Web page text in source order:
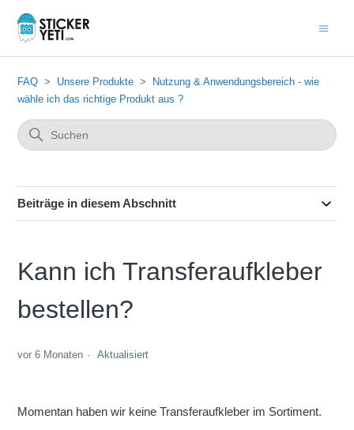
FAQ Unsere Produkte
Nutzung & Anwendungsbereich - wie
wähle ich das richtige Produkt aus ?
Beiträge in diesem Abschnitt
Kann ich Transferaufkleber
bestellen?
vor 6 Monaten Aktualisiert
Momentan haben wir keine Transferaufkleber im Sortiment.